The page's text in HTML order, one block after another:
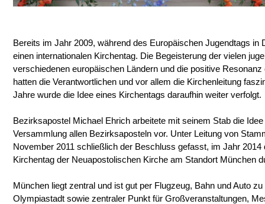
Bereits im Jahr 2009, während des Europäischen Jugendtags in
einen internationalen Kirchentag. Die Begeisterung der vielen
verschiedenen europäischen Ländern und die positive
hatten die Verantwortlichen und vor allem die Kirchenleitung
Jahre wurde die Idee eines Kirchentags daraufhin weiter verfolgt.
Bezirksapostel Michael Ehrich arbeitete mit seinem Stab die
Versammlung allen Bezirksaposteln vor. Unter Leitung von
November 2011 schließlich der Beschluss gefasst, im Jahr 2014
Kirchentag der Neuapostolischen Kirche am Standort München
München liegt zentral und ist gut per Flugzeug, Bahn und Auto
Olympiastadt sowie zentraler Punkt für Großveranstaltungen,